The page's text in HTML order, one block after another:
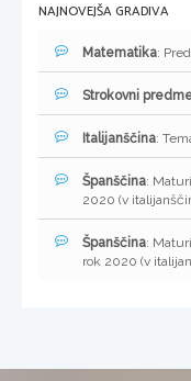
NAJNOVEJŠA GRADIVA
Matematika:
Strokovni
Italijanščina:
Španščina:
2020 (v
Španščina:
rok 2020 (v